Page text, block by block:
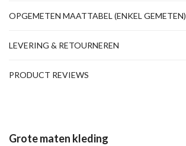
OPGEMETEN MAATTABEL (ENKEL GEMETEN)
LEVERING & RETOURNEREN
PRODUCT REVIEWS
Grote maten kleding